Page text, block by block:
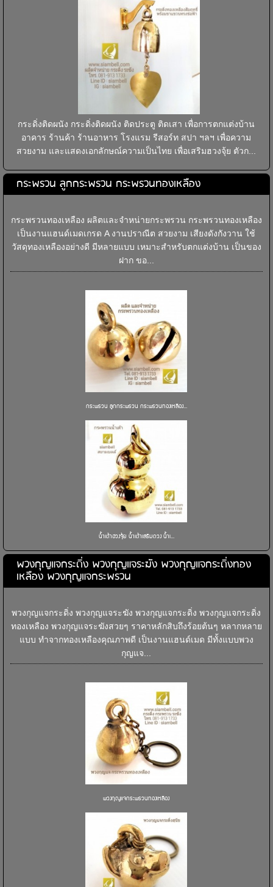
กระดิ่งติดผนัง กระดิ่งติดผนัง ติดประตู ติดเสา เพื่อการตกแต่งบ้าน
อาคาร ร้านค้า ร้านอาหาร โรงแรม รีสอร์ท สปา ฯลฯ เพื่อความ
สวยงาม และแสดงเอกลักษณ์ความเป็นไทย เพื่อเสริมฮวงจุ้ย ตัวก...
กระพรวน ลูกกระพรวน กระพรวนทองเหลือง
กระพรวนทองเหลือง ผลิตและจำหน่ายกระพรวน กระพรวนทองเหลือง
เป็นงานแฮนด์เมดเกรด A งานปราณีต สวยงาม เสียงดังกังวาน ใช้
วัสดุทองเหลืองอย่างดี มีหลายแบบ เหมาะสำหรับตกแต่งบ้าน เป็นของ
ฝาก ขอ...
กระพรวน ลูกกระพรวน กระพรวนทองเหลือง...
น้ำเต้าฮวงจุ้ย น้ำเต้าเสริมดวง น้ำเ...
พวงกุญแจกระดิ่ง พวงกุญแจระฆัง พวงกุญแจกระดิ่งทอง
เหลือง พวงกุญแจกระพรวน
พวงกุญแจกระดิ่ง พวงกุญแจระฆัง พวงกุญแจกระดิ่ง พวงกุญแจกระดิ่ง
ทองเหลือง พวงกุญแจระฆังสวยๆ ราคาหลักสิบถึงร้อยต้นๆ หลากหลาย
แบบ ทำจากทองเหลืองคุณภาพดี เป็นงานแฮนด์เมด มีทั้งแบบพวง
กุญแจ...
พวงกุญแจกระพรวนทองเหลือง